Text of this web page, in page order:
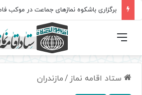
برگزاری باشکوه نمازهای جماعت در موکب
فهرست
ستاد اقامه نماز /مازندران